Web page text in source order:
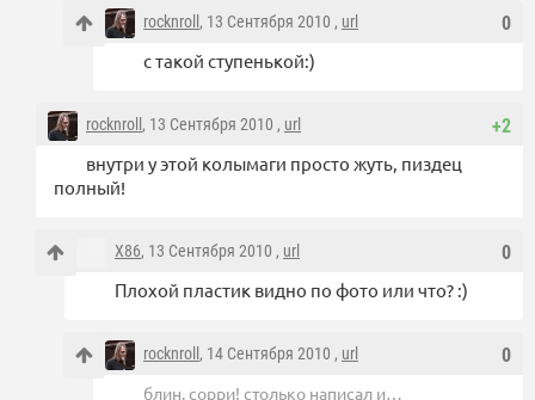
0
rocknroll , 13 Сентября 2010 , url
с такой ступенькой:)
+2
rocknroll , 13 Сентября 2010 , url
внутри у этой колымаги просто жуть, пиздец
полный!
0
X86, 13 Сентября 2010 , url
Плохой пластик видно по фото или что? :)
0
rocknroll , 14 Сентября 2010 , url
блин, сорри! столько написал и…